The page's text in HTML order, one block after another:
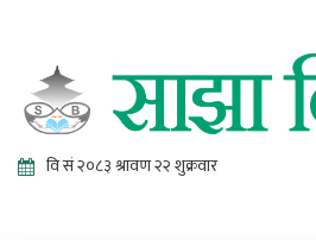
Sajha
Online News Portal